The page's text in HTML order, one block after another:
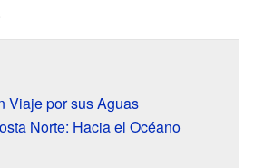
Viaje por sus Aguas
Norte: Hacia el Océano